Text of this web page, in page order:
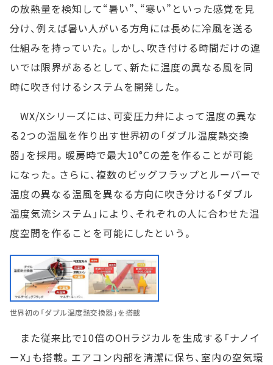
の放熱量を検知して“暑い”、“寒い”といった感覚を見
分け、例えば暑い人がいる方角には長めに冷風を送る
仕組みを持っていた。しかし、吹き付ける時間だけの違
いでは限界があるとして、新たに温度の異なる風を同
時に吹き付けるシステムを開発した。
WX/Xシリーズには、可変圧力弁によって温度の異な
る2つの温風を作り出す世界初の「ダブル温度熱交換
器」を採用。暖房時で最大10°Cの差を作ることが可能
になった。さらに、複数のビッグフラップとルーバーで
温度の異なる温風を異なる方向に吹き分ける「ダブル
温度気流システム」により、それぞれの人に合わせた温
度空間を作ることを可能にしたという。
世界初の「ダブル温度熱交換器」を搭載
また従来比で10倍のOHラジカルを生成する「ナノイ
ーX」も搭載。エアコン内部を清潔に保ち、室内の空気環